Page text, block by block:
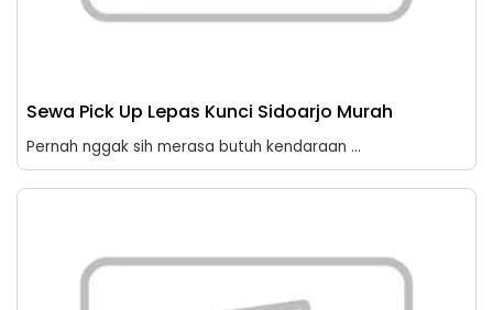
Sewa Pick Up Lepas Kunci Sidoarjo Murah
Pernah nggak sih merasa butuh kendaraan ...